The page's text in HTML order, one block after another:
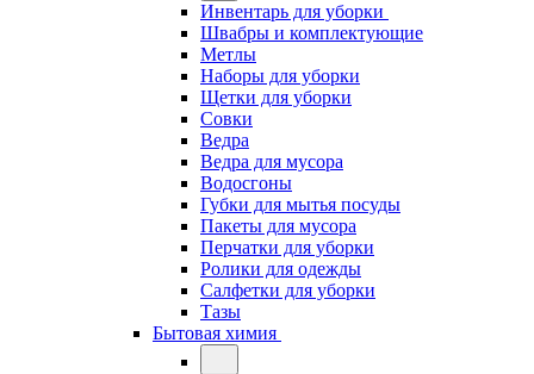
Инвентарь для уборки
Швабры и комплектующие
Метлы
Наборы для уборки
Щетки для уборки
Совки
Ведра
Ведра для мусора
Водосгоны
Губки для мытья посуды
Пакеты для мусора
Перчатки для уборки
Ролики для одежды
Салфетки для уборки
Тазы
Бытовая химия